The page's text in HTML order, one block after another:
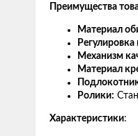
Преимущества
Материал
Механизм
Материал
Ролики:
Характеристики: